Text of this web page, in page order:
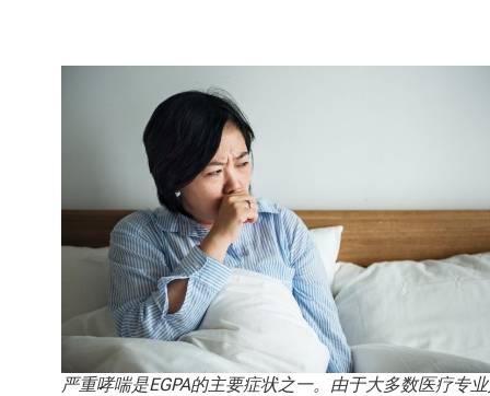
严重哮喘是EGPA的主要症状之一。由于大多数医疗专